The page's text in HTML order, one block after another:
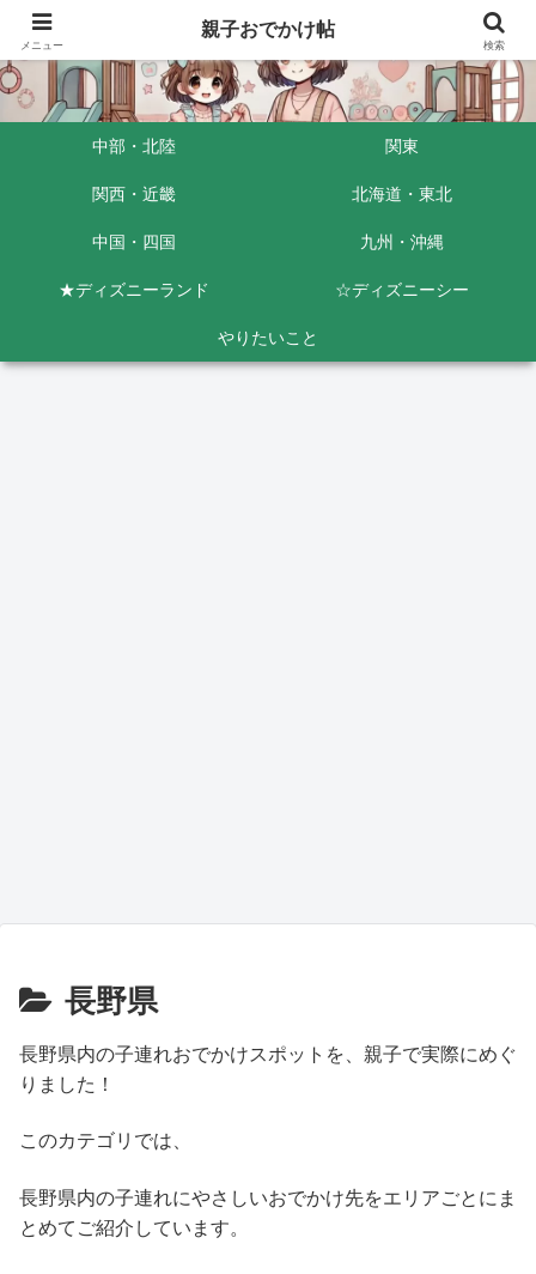
中部・北陸 関東
関西・近畿 北海道・東北
中国・四国 九州・沖縄
★ディズニーランド ☆ディズニーシー
やりたいこと
長野県
長野県内の子連れおでかけスポットを、親子で実際にめぐ
りました！
このカテゴリでは、
長野県内の子連れにやさしいおでかけ先をエリアごとにま
とめてご紹介しています。
メニュー
親子おでかけ帖
検索